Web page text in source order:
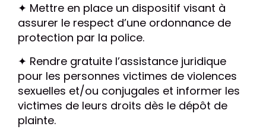
✦ Mettre en place un dispositif visant à
assurer le respect d’une ordonnance de
protection par la police.
✦ Rendre gratuite l’assistance juridique
pour les personnes victimes de violences
sexuelles et/ou conjugales et informer les
victimes de leurs droits dès le dépôt de
plainte.